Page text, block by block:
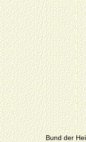
Bund der